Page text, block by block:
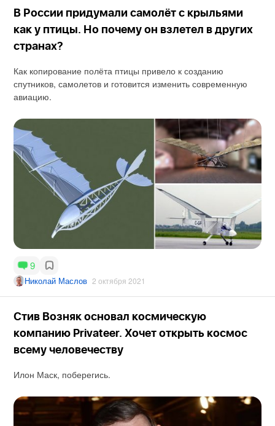
В России придумали самолёт с крыльями
как у птицы. Но почему он взлетел в других
странах?
Как копирование полёта птицы привело к созданию
спутников, самолетов и готовится изменить современную
авиацию.
9
Николай Маслов 2 октября 2021
Стив Возняк основал космическую
компанию Privateer. Хочет открыть космос
всему человечеству
Илон Маск, поберегись.